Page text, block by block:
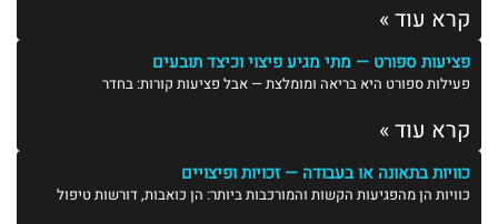
קרא עוד »
פציעות ספורט — מתי מגיע פיצוי וכיצד תובעים
פעילות ספורט היא בריאה ומומלצת — אבל פציעות קורות: בחדר
קרא עוד »
כוויות בתאונה או בעבודה — זכויות ופיצויים
כוויות הן מהפגיעות הקשות והמורכבות ביותר: הן כואבות, דורשות טיפול